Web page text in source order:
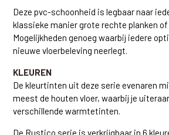
Deze pvc-schoonheid is legbaar naar
klassieke manier grote rechte planken
Mogelijkheden genoeg waarbij iedere
nieuwe vloerbeleving neerlegt.
KLEUREN
De kleurtinten uit deze serie evenaren
meest de houten vloer, waarbij je
verschillende warmtetinten.
De Rustico serie is verkrijgbaar in 6